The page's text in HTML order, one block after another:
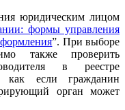
юридическим лицом
формы управления
”. При выборе
также проверить
в реестре
как если гражданин
орган может